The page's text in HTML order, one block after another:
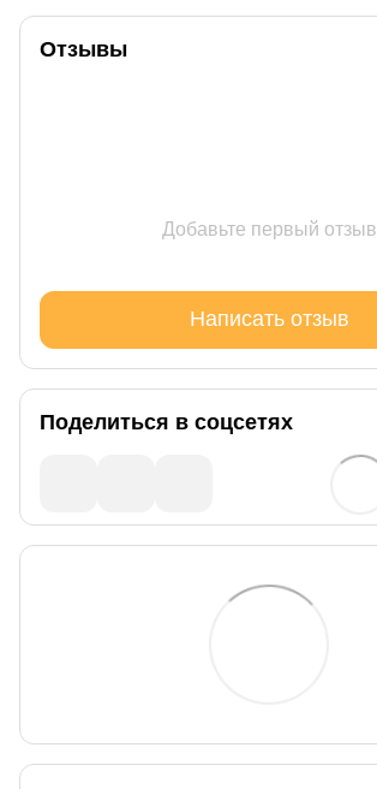
Отзывы
Добавьте первый отзыв
Написать отзыв
Поделиться в соцсетях